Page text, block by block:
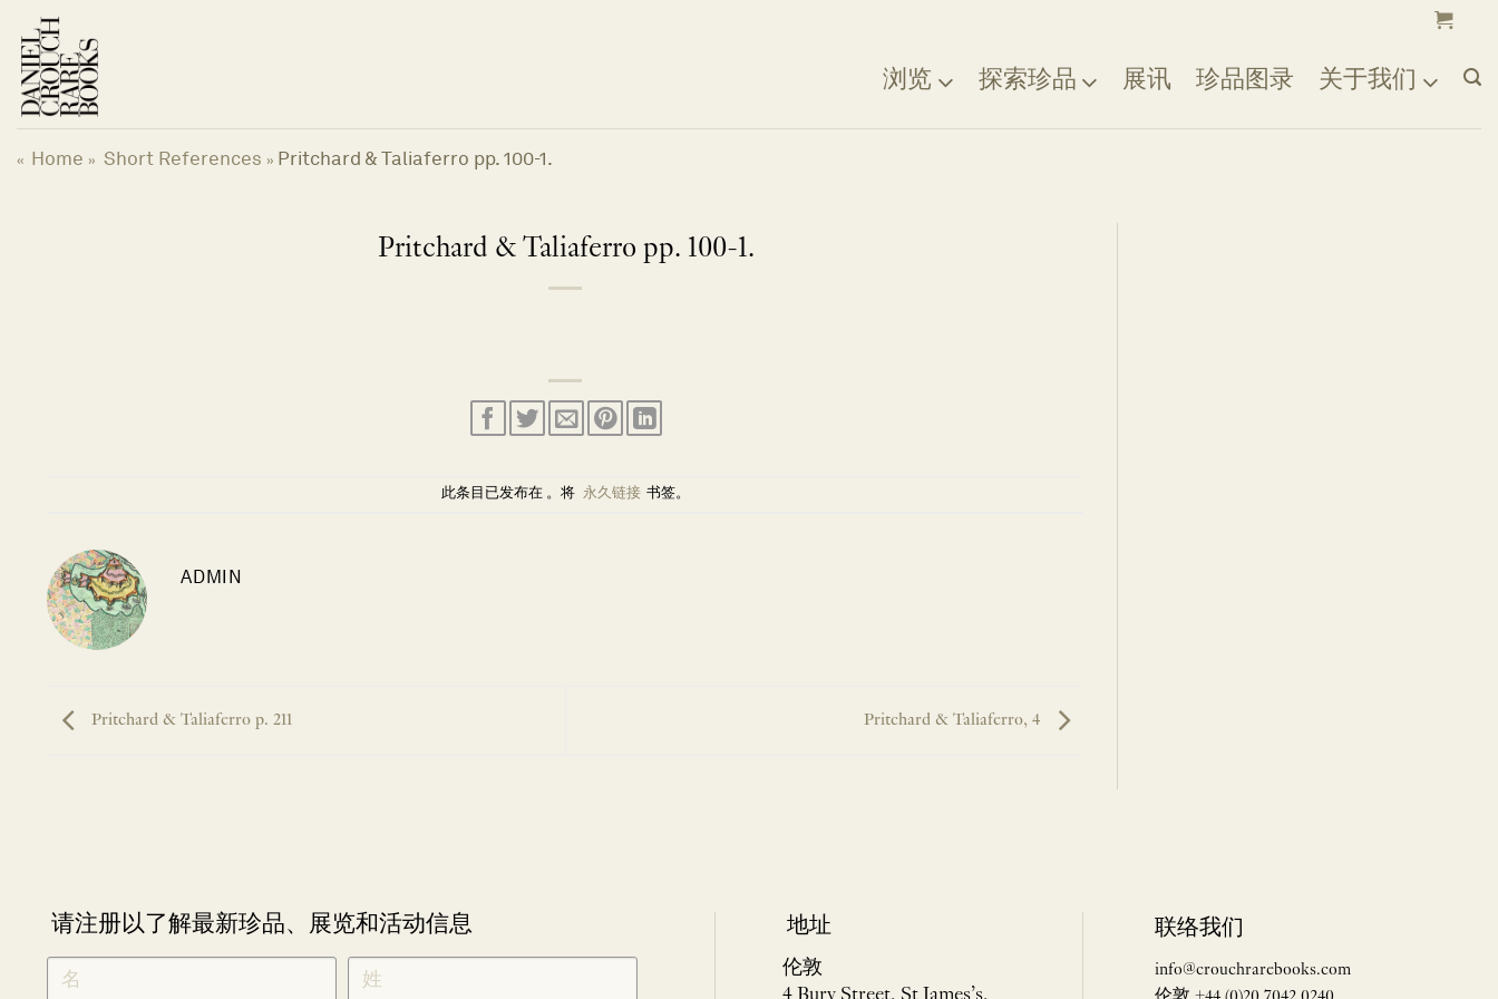
浏览 探索珍品 展讯 珍品图录 关于我们
« Home » Short References » Pritchard & Taliaferro pp. 100-1.
Pritchard & Taliaferro pp. 100-1.
此条目已发布在 。将 永久链接 书签。
ADMIN
Pritchard & Taliaferro p. 211 Pritchard & Taliaferro, 4
请注册以了解最新珍品、展览和活动信息
NEWLETTER
SIGNUP
CHINESE
地址
伦敦
联络我们
info@crouchrarebooks.com